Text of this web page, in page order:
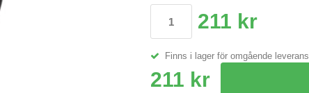
211 kr
Finns i lager för omgående leverans
211 kr